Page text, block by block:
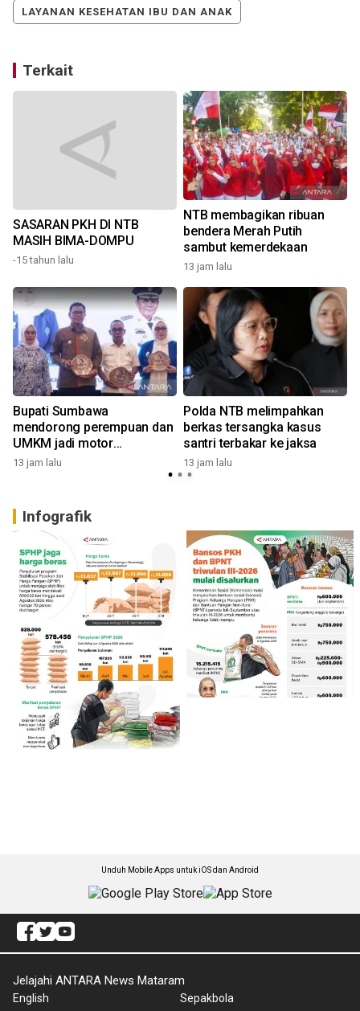
LAYANAN KESEHATAN IBU DAN ANAK
Terkait
SASARAN PKH DI NTB
MASIH BIMA-DOMPU
-15 tahun lalu
NTB membagikan ribuan
bendera Merah Putih
sambut kemerdekaan
13 jam lalu
Bupati Sumbawa
mendorong perempuan dan
UMKM jadi motor
penggerak ekonomi
13 jam lalu
Polda NTB melimpahkan
berkas tersangka kasus
santri terbakar ke jaksa
13 jam lalu
Infografik
Unduh Mobile Apps untuk iOS dan Android
Jelajahi ANTARA News Mataram
English
Sepakbola